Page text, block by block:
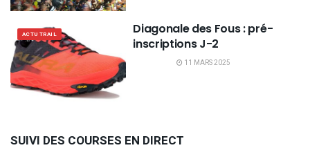
ACTU TRAIL
Diagonale des Fous : pré-
inscriptions J-2
11 MARS 2025
SUIVI DES COURSES EN DIRECT